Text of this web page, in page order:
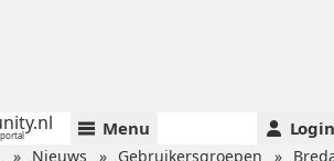
Menu Login
Nieuws Gebruikersgroepen